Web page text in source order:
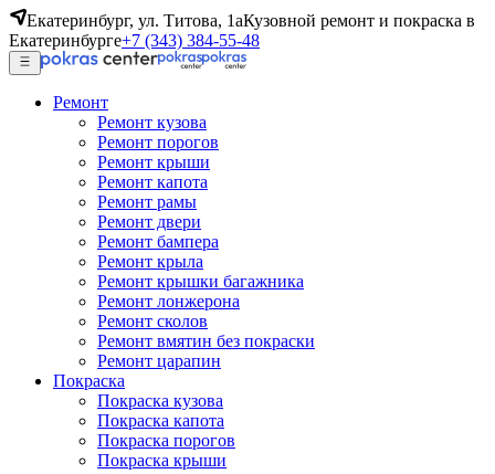
Екатеринбург, ул. Титова, 1аКузовной ремонт и покраска в
Екатеринбурге+7 (343) 384-55-48
Ремонт
Ремонт кузова
Ремонт порогов
Ремонт крыши
Ремонт капота
Ремонт рамы
Ремонт двери
Ремонт бампера
Ремонт крыла
Ремонт крышки багажника
Ремонт лонжерона
Ремонт сколов
Ремонт вмятин без покраски
Ремонт царапин
Покраска
Покраска кузова
Покраска капота
Покраска порогов
Покраска крыши